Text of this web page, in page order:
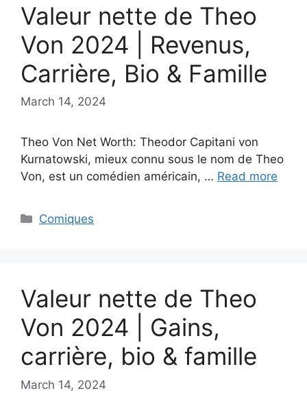
Valeur nette de Theo
Von 2024 | Revenus,
Carrière, Bio & Famille
March 14, 2024
Theo Von Net Worth: Theodor Capitani von
Kurnatowski, mieux connu sous le nom de Theo
Von, est un comédien américain, … Read more
Categories
Comiques
Valeur nette de Theo
Von 2024 | Gains,
carrière, bio & famille
March 14, 2024